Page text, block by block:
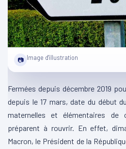
📷 Image d'illustration
Fermées depuis décembre 2019
depuis le 17 mars, date du début
maternelles et élémentaires de
préparent à rouvrir. En effet,
Macron, le Président de la